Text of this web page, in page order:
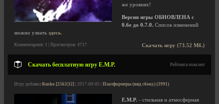
же уровнях!
Версия игры ОБНОВЛЕНА с
0.6e до 0.7.0. Список изменений
можно узнать здесь
Скачать игру (73.52 Мб.)
Комментариев: 1 | Просмотров: 4717
Скачать бесплатную игру E.M.P. Рейтинга пока нет
Игру добавил Kusko [2563|32] | 2017-09-05 | Платформеры (вид сбоку) (3991)
E.M.P. - стильная и атмосферная